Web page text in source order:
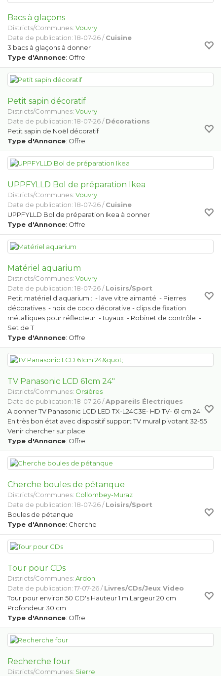
Bacs à glaçons
Districts/Communes: Vouvry
Date de publication: 18-07-26 /Cuisine
3 bacs à glaçons à donner
Type d'Annonce: Offre
Petit sapin décoratif
Districts/Communes: Vouvry
Date de publication: 18-07-26 /Décorations
Petit sapin de Noël décoratif
Type d'Annonce: Offre
UPPFYLLD Bol de préparation Ikea
Districts/Communes: Vouvry
Date de publication: 18-07-26 /Cuisine
UPPFYLLD Bol de préparation Ikea à donner
Type d'Annonce: Offre
Matériel aquarium
Districts/Communes: Vouvry
Date de publication: 18-07-26 /Loisirs/Sport
Petit matériel d'aquarium : - lave vitre aimanté - Pierres
décoratives - noix de coco décorative - clips de fixation
métalliques pour réflecteur - tuyaux - Robinet de contrôle -
Set de T
Type d'Annonce: Offre
TV Panasonic LCD 61cm 24"
Districts/Communes: Orsières
Date de publication: 18-07-26 /Appareils Électriques
A donner TV Panasonic LCD LED TX-L24C3E- HD TV- 61 cm 24"
En très bon état avec dispositif support TV mural pivotant 32-55
Venir chercher sur place
Type d'Annonce: Offre
Cherche boules de pétanque
Districts/Communes: Collombey-Muraz
Date de publication: 18-07-26 /Loisirs/Sport
Boules de pétanque
Type d'Annonce: Cherche
Tour pour CDs
Districts/Communes: Ardon
Date de publication: 17-07-26 /Livres/CDs/Jeux Video
Tour pour environ 50 CD's Hauteur 1 m Largeur 20 cm
Profondeur 30 cm
Type d'Annonce: Offre
Recherche four
Districts/Communes: Sierre